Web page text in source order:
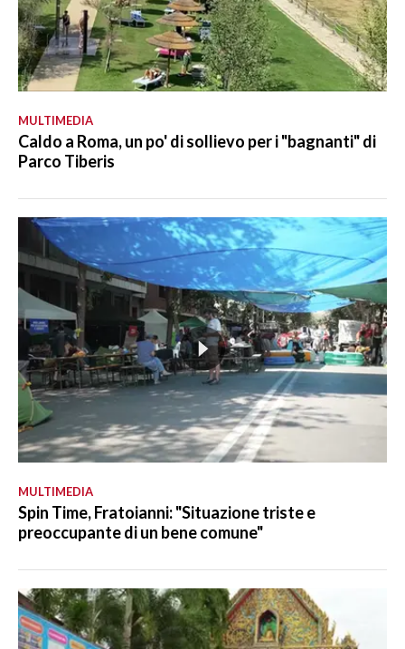
MULTIMEDIA
Caldo a Roma, un po' di sollievo per i "bagnanti" di
Parco Tiberis
MULTIMEDIA
Spin Time, Fratoianni: "Situazione triste e
preoccupante di un bene comune"